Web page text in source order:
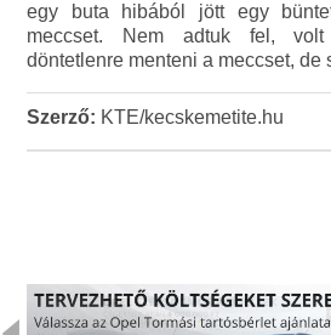
egy buta hibából jött egy
meccset. Nem adtuk fel, volt
döntetlenre menteni a meccset, de
Szerző: KTE/kecskemetite.hu